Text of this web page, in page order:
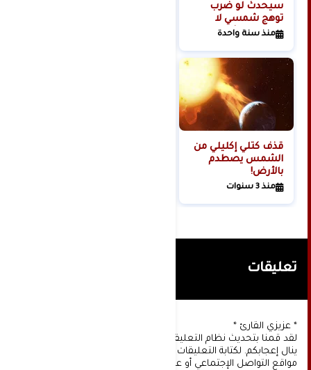
سيحدث لو ضرب
توهج شمسي لا
تتحمله البشرية
منذ سنة واحدة
قذف كتلي إكليلي من
الشمس يصطدم
بالأرض!
منذ 3 سنوات
تعليقات
* عزيزي القارئ *
لقد قمنا بتحديث نظام التعليقات على موقعنا، ونأمل أن
ينال إعجابكم. لكتابة التعليقات يجب أولا التسجيل عن طريق
مواقع التواصل الإجتماعي أو عن طريق خدمة البريد